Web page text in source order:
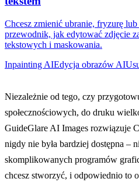
Chcesz zmienić ubranie, fryzurę
przewodnik, jak edytować zdjęcie
tekstowych i maskowania.
Inpainting AIEdycja obrazów AI
Niezależnie od tego, czy
społecznościowych, do druku
GuideGlare AI Images rozwiązuje
nigdy nie była bardziej dostępna –
skomplikowanych programów
chcesz stworzyć, i odpowiednio to